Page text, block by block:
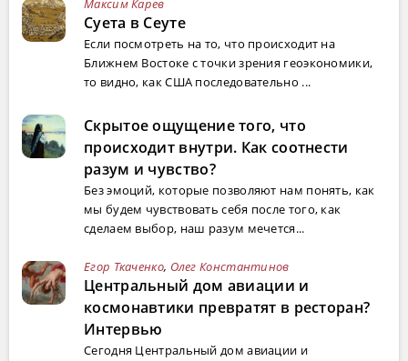
Максим Карев
Суета в Сеуте
Если посмотреть на то, что происходит на
Ближнем Востоке с точки зрения геоэкономики,
то видно, как США последовательно ...
Скрытое ощущение того, что
происходит внутри. Как соотнести
разум и чувство?
Без эмоций, которые позволяют нам понять, как
мы будем чувствовать себя после того, как
сделаем выбор, наш разум мечется...
Егор Ткаченко, Олег Константинов
Центральный дом авиации и
космонавтики превратят в ресторан?
Интервью
Сегодня Центральный дом авиации и